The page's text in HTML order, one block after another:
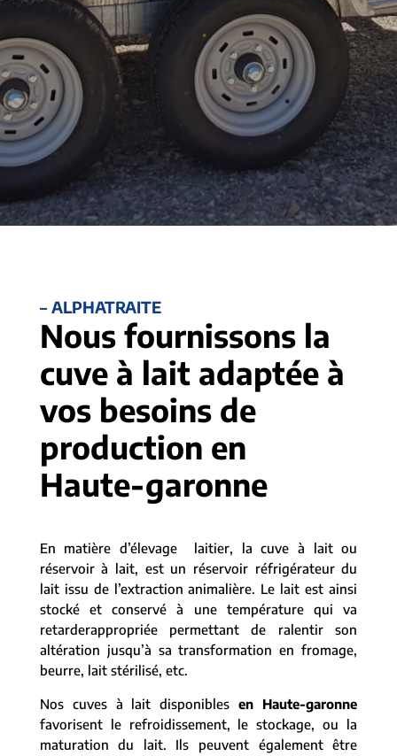
– ALPHATRAITE
Nous fournissons la
cuve à lait adaptée à
vos besoins de
production en
Haute-garonne
En matière d’élevage laitier, la cuve à lait ou
réservoir à lait, est un réservoir réfrigérateur du
lait issu de l’extraction animalière. Le lait est ainsi
stocké et conservé à une température qui va
retarderappropriée permettant de ralentir son
altération jusqu’à sa transformation en fromage,
beurre, lait stérilisé, etc.
Nos cuves à lait disponiblesen Haute-garonne
favorisent le refroidissement, le stockage, ou la
maturation du lait. Ils peuvent également être